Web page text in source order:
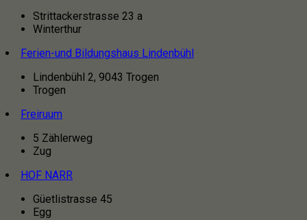
Strittackerstrasse 23 a
Winterthur
Ferien-und Bildungshaus Lindenbühl
Lindenbühl 2, 9043 Trogen
Trogen
Freiruum
5 Zählerweg
Zug
HOF NARR
Güetlistrasse 45
Egg